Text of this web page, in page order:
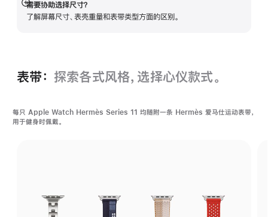
需要协助选择尺寸？
了解屏幕尺寸、表壳重量和表带类型方面的区别。
展
开
表带： 探索各式风格，选择心仪款式。
每只 Apple Watch Hermès Series 11 均随附一条 Hermès 爱马仕运‍动表带，
用于健身时佩戴。